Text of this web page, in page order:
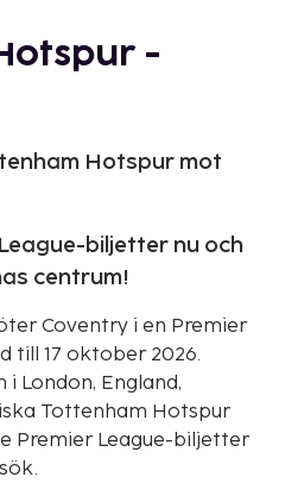
-
Hotspur mot
biljetter nu och
centrum!
Coventry i en Premier
till 17 oktober 2026.
London, England,
Tottenham Hotspur
Premier League-biljetter